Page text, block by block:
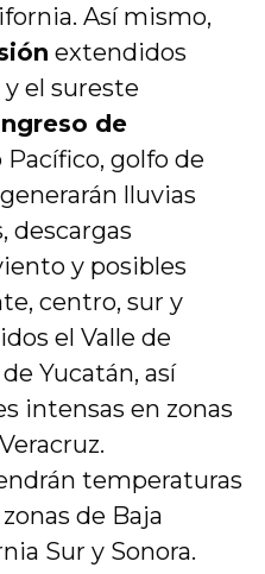
Así mismo,
extendidos
el sureste
de
Pacífico, golfo de
lluvias
descargas
y posibles
centro, sur y
el Valle de
Yucatán, así
intensas en zonas
temperaturas
de Baja
Sur y Sonora.